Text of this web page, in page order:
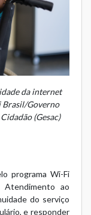
da internet
Brasil/Governo
(Gesac)
programa Wi-Fi
Atendimento ao
do serviço
, e responder